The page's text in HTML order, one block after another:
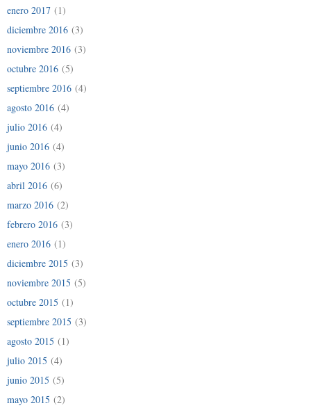
enero 2017 (1)
diciembre 2016 (3)
noviembre 2016 (3)
octubre 2016 (5)
septiembre 2016 (4)
agosto 2016 (4)
julio 2016 (4)
junio 2016 (4)
mayo 2016 (3)
abril 2016 (6)
marzo 2016 (2)
febrero 2016 (3)
enero 2016 (1)
diciembre 2015 (3)
noviembre 2015 (5)
octubre 2015 (1)
septiembre 2015 (3)
agosto 2015 (1)
julio 2015 (4)
junio 2015 (5)
mayo 2015 (2)